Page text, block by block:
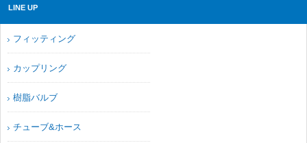
LINE UP
フィッティング
カップリング
樹脂バルブ
チューブ&ホース